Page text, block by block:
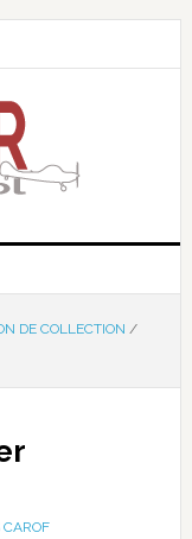
DE COLLECTION /
CAROF